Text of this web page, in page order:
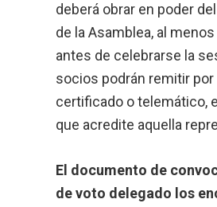
deberá obrar en poder
de la Asamblea, al
antes de celebrarse la
socios podrán remitir
certificado o telemático,
que acredite aquella
El documento de
de voto delegado los